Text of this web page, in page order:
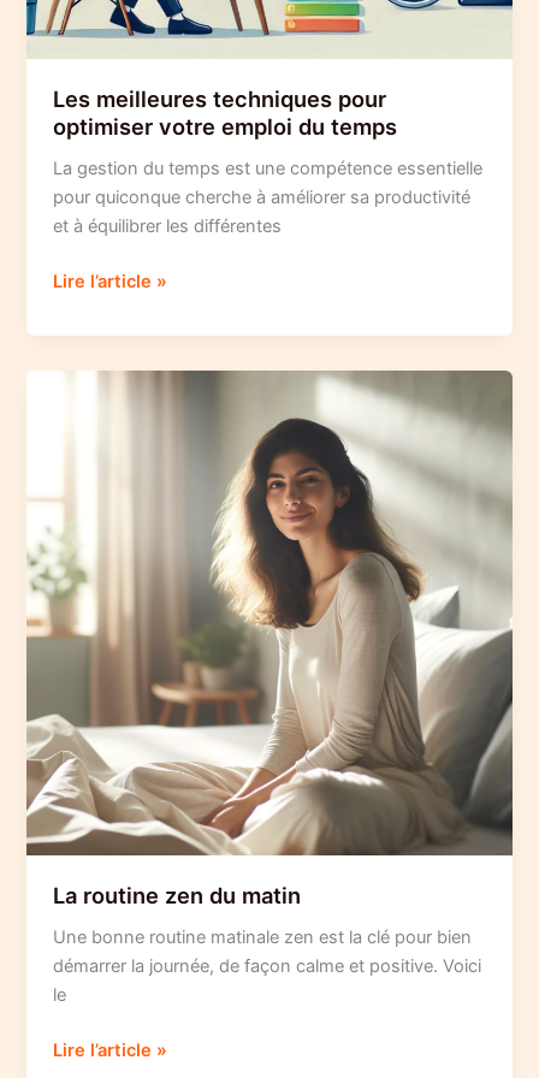
Les meilleures techniques pour
optimiser votre emploi du temps
La gestion du temps est une compétence essentielle
pour quiconque cherche à améliorer sa productivité
et à équilibrer les différentes
Les
techniques
pour
temps
Lire l’article »
La routine zen du matin
Une bonne routine matinale zen est la clé pour bien
démarrer la journée, de façon calme et positive. Voici
le
La
Lire l’article »